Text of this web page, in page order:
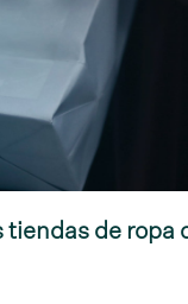
tiendas de